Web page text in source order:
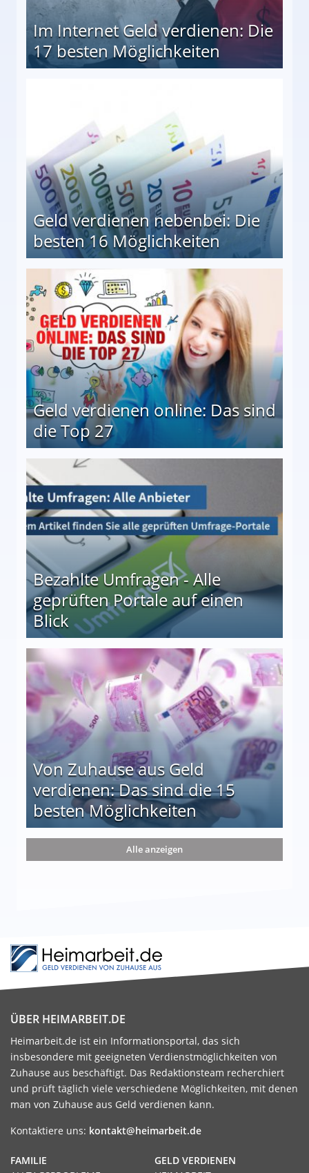
Im Internet Geld verdienen: Die
17 besten Möglichkeiten
Geld verdienen nebenbei: Die
besten 16 Möglichkeiten
Geld verdienen online: Das sind
die Top 27
Bezahlte Umfragen - Alle
geprüften Portale auf einen
Blick
auf einen Blick
Von Zuhause aus Geld
verdienen: Das sind die 15
besten Möglichkeiten
die 15 besten Möglichkeiten
Alle anzeigen
ÜBER HEIMARBEIT.DE
Heimarbeit.de ist ein Informationsportal, das sich
insbesondere mit geeigneten Verdienstmöglichkeiten von
Zuhause aus beschäftigt. Das Redaktionsteam recherchiert
und prüft täglich viele verschiedene Möglichkeiten, mit denen
man von Zuhause aus Geld verdienen kann.
Kontaktiere uns: kontakt@heimarbeit.de
GELD VERDIENEN
FAMILIE